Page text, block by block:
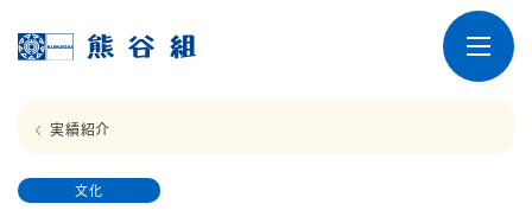
実績紹介
文化